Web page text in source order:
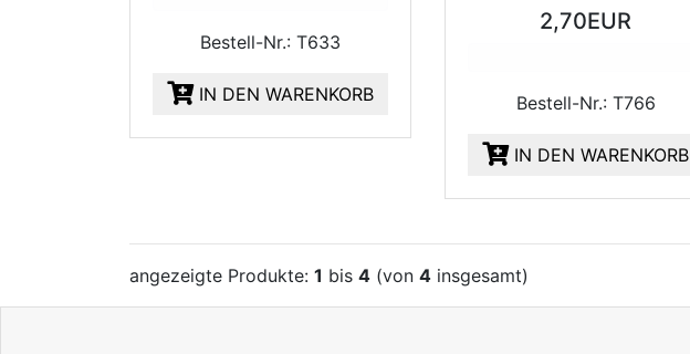
Bestell-Nr.: T633
IN DEN WARENKORB
2,70EUR
Bestell-Nr.: T766
IN DEN WARENKORB
angezeigte Produkte: 1 bis 4 (von 4 insgesamt)